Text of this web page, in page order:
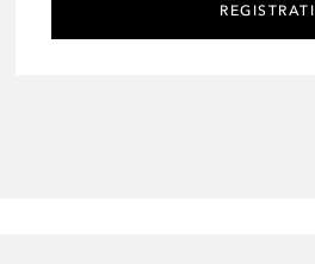
REGISTRATI